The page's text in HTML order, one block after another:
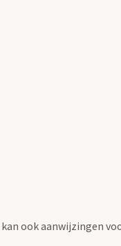
ook aanwijzingen